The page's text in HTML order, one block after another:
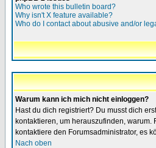
Who wrote this bulletin board?
Why isn't X feature available?
Who do I contact about abusive and/or
Warum kann ich mich nicht einloggen?
Hast du dich registriert? Du musst dich
kontaktieren, um herauszufinden,
kontaktiere den Forumsadministrator, es
Nach oben